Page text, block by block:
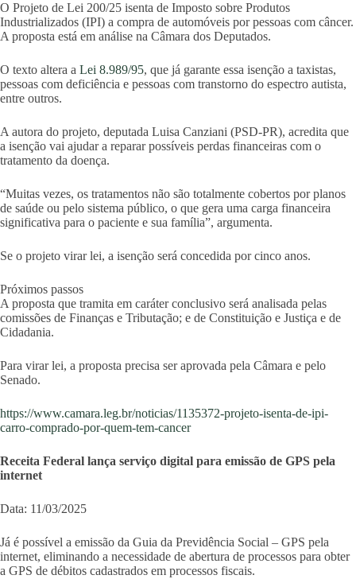
O Projeto de Lei 200/25 isenta de Imposto sobre Produtos
Industrializados (IPI) a compra de automóveis por pessoas com câncer.
A proposta está em análise na Câmara dos Deputados.
O texto altera a Lei 8.989/95, que já garante essa isenção a taxistas,
pessoas com deficiência e pessoas com transtorno do espectro autista,
entre outros.
A autora do projeto, deputada Luisa Canziani (PSD-PR), acredita que
a isenção vai ajudar a reparar possíveis perdas financeiras com o
tratamento da doença.
“Muitas vezes, os tratamentos não são totalmente cobertos por planos
de saúde ou pelo sistema público, o que gera uma carga financeira
significativa para o paciente e sua família”, argumenta.
Se o projeto virar lei, a isenção será concedida por cinco anos.
Próximos passos
A proposta que tramita em caráter conclusivo será analisada pelas
comissões de Finanças e Tributação; e de Constituição e Justiça e de
Cidadania.
Para virar lei, a proposta precisa ser aprovada pela Câmara e pelo
Senado.
https://www.camara.leg.br/noticias/1135372-projeto-isenta-de-ipi-
carro-comprado-por-quem-tem-cancer
Receita Federal lança serviço digital para emissão de GPS pela
internet
Data: 11/03/2025
Já é possível a emissão da Guia da Previdência Social – GPS pela
internet, eliminando a necessidade de abertura de processos para obter
a GPS de débitos cadastrados em processos fiscais.